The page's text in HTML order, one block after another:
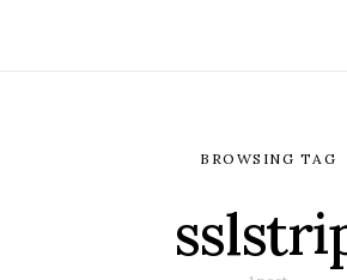
BROWSING TAG